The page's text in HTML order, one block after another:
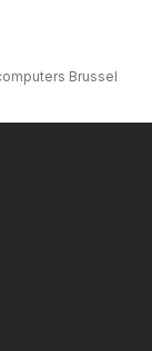
Brussel